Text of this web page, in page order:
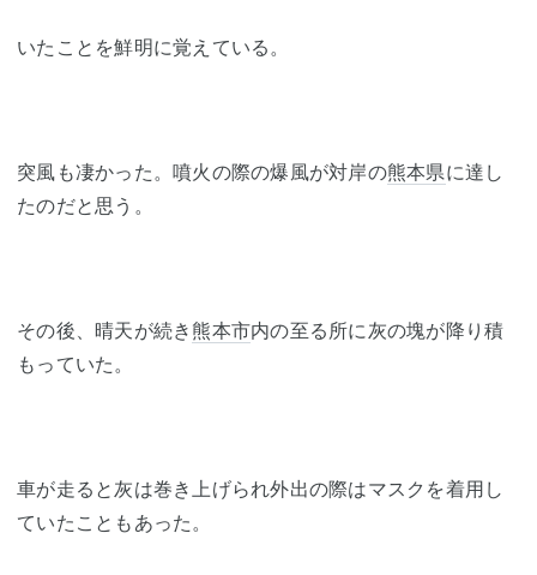
いたことを鮮明に覚えている。
突風も凄かった。噴火の際の爆風が対岸の熊本県に達し
たのだと思う。
その後、晴天が続き 熊本市内の至る所に灰の塊が降り積
もっていた。
車が走ると灰は巻き上げられ外出の際はマスクを着用し
ていたこともあった。